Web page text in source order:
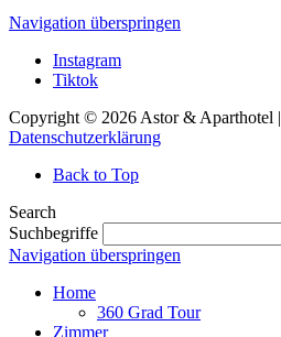
Navigation überspringen
Instagram
Tiktok
Copyright © 2026 Astor & Aparthotel |
Datenschutzerklärung
Back to Top
Search
Suchbegriffe
Navigation überspringen
Home
360 Grad Tour
Zimmer